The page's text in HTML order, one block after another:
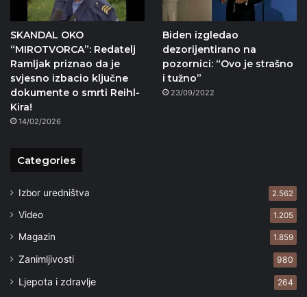
SKANDAL OKO
“MIROTVORCA”: Redatelj
Ramljak priznao da je
svjesno izbacio ključne
dokumente o smrti Reihl-
Kira!
14/02/2026
Biden izgledao
dezorijentirano na
pozornici: “Ovo je strašno
i tužno”
23/09/2022
Categories
Izbor uredništva 2.562
Video 1.205
Magazin 1.859
Zanimljivosti 980
Ljepota i zdravlje 264